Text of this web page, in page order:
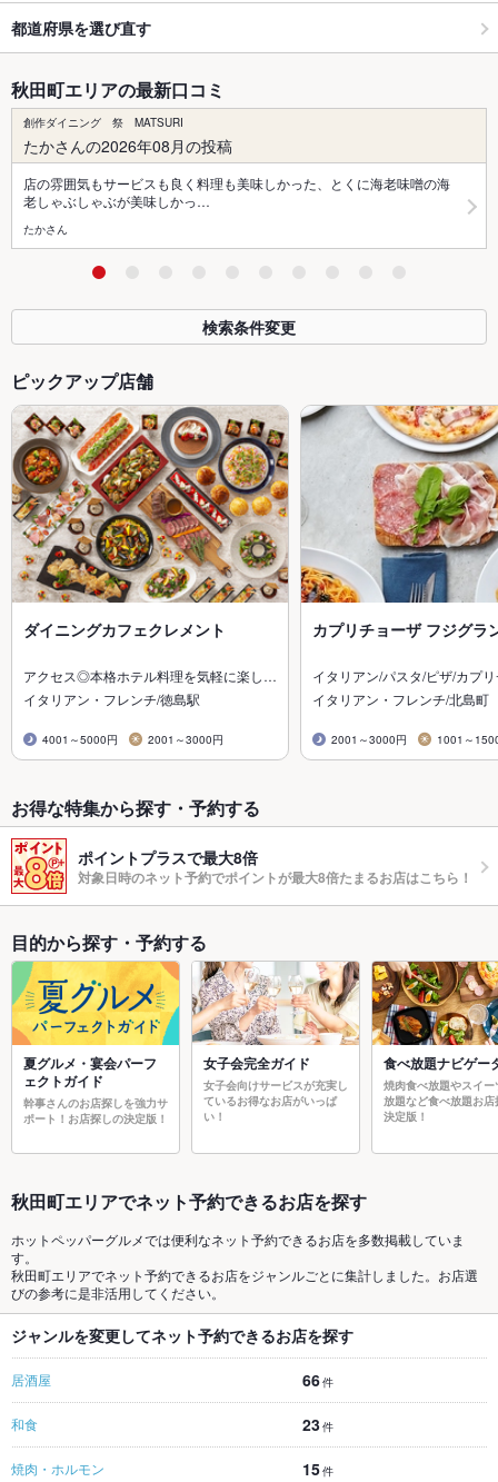
都道府県を選び直す
秋田町エリアの最新口コミ
創作ダイニング 祭 MATSURI
たかさんの2026年08月の投稿
店の雰囲気もサービスも良く料理も美味しかった、とくに海老味噌の海
老しゃぶしゃぶが美味しかっ…
たかさん
検索条件変更
ピックアップ店舗
ダイニングカフェクレメント
アクセス◎本格ホテル料理を気軽に楽し…
イタリアン・フレンチ/徳島駅
4001～5000円 2001～3000円
カプリチョーザ フジグラ
イタリアン/パスタ/ピザ/カプ
イタリアン・フレンチ/北島町
2001～3000円 1001～
お得な特集から探す・予約する
ポイントプラスで最大8倍
対象日時のネット予約でポイントが最大8倍たまるお店はこちら！
目的から探す・予約する
夏グルメ・宴会パーフ
ェクトガイド
幹事さんのお店探しを強力サ
ポート！お店探しの決定版！
女子会完全ガイド
女子会向けサービスが充実し
ているお得なお店がいっぱ
い！
食べ放題ナビゲー
焼肉食べ放題やスイー
放題など食べ放題お店
決定版！
秋田町エリアでネット予約できるお店を探す
ホットペッパーグルメでは便利なネット予約できるお店を多数掲載していま
す。
秋田町エリアでネット予約できるお店をジャンルごとに集計しました。お店選
びの参考に是非活用してください。
ジャンルを変更してネット予約できるお店を探す
居酒屋 66件
和食 23件
焼肉・ホルモン 15件